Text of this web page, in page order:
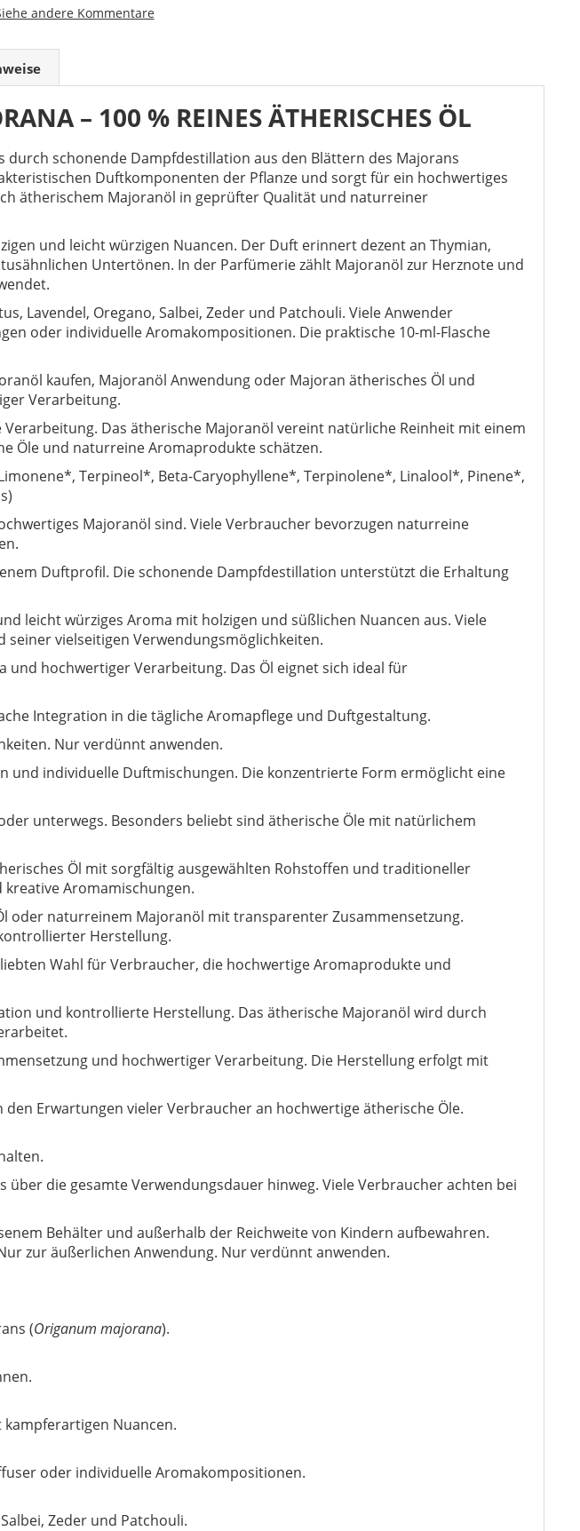
andere Kommentare
– 100 % REINES ÄTHERISCHES ÖL
schonende Dampfdestillation aus den Blättern des Majorans
Duftkomponenten der Pflanze und sorgt für ein hochwertiges
ätherischem Majoranöl in geprüfter Qualität und naturreiner
und leicht würzigen Nuancen. Der Duft erinnert dezent an Thymian,
Untertönen. In der Parfümerie zählt Majoranöl zur Herznote und
Lavendel, Oregano, Salbei, Zeder und Patchouli. Viele Anwender
oder individuelle Aromakompositionen. Die praktische 10-ml-Flasche
kaufen, Majoranöl Anwendung oder Majoran ätherisches Öl und
Verarbeitung.
Das ätherische Majoranöl vereint natürliche Reinheit mit einem
Öle und naturreine Aromaprodukte schätzen.
Terpineol*, Beta-Caryophyllene*, Terpinolene*, Linalool*, Pinene*,
Majoranöl sind. Viele Verbraucher bevorzugen naturreine
Duftprofil. Die schonende Dampfdestillation unterstützt die Erhaltung
leicht würziges Aroma mit holzigen und süßlichen Nuancen aus. Viele
vielseitigen Verwendungsmöglichkeiten.
hochwertiger Verarbeitung. Das Öl eignet sich ideal für
Integration in die tägliche Aromapflege und Duftgestaltung.
Nur verdünnt anwenden.
individuelle Duftmischungen. Die konzentrierte Form ermöglicht eine
unterwegs. Besonders beliebt sind ätherische Öle mit natürlichem
Öl mit sorgfältig ausgewählten Rohstoffen und traditioneller
Aromamischungen.
oder naturreinem Majoranöl mit transparenter Zusammensetzung.
Herstellung.
Wahl für Verbraucher, die hochwertige Aromaprodukte und
und kontrollierte Herstellung. Das ätherische Majoranöl wird durch
und hochwertiger Verarbeitung. Die Herstellung erfolgt mit
Erwartungen vieler Verbraucher an hochwertige ätherische Öle.
die gesamte Verwendungsdauer hinweg. Viele Verbraucher achten bei
Behälter und außerhalb der Reichweite von Kindern aufbewahren.
zur äußerlichen Anwendung. Nur verdünnt anwenden.
(Origanum majorana).
Nuancen.
oder individuelle Aromakompositionen.
Zeder und Patchouli.